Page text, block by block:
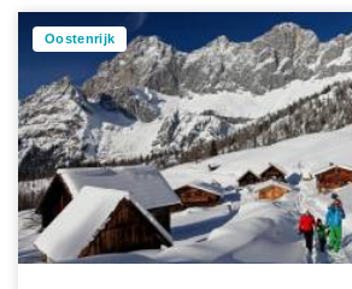
Oostenrijk